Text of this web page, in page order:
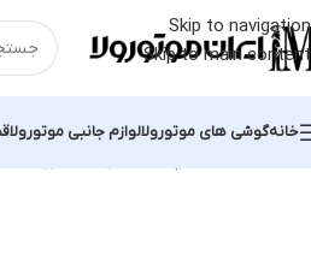
Skip to navigation
Skip to main content
خانهگوشی های موتورولالوازم جانبی موتورولا